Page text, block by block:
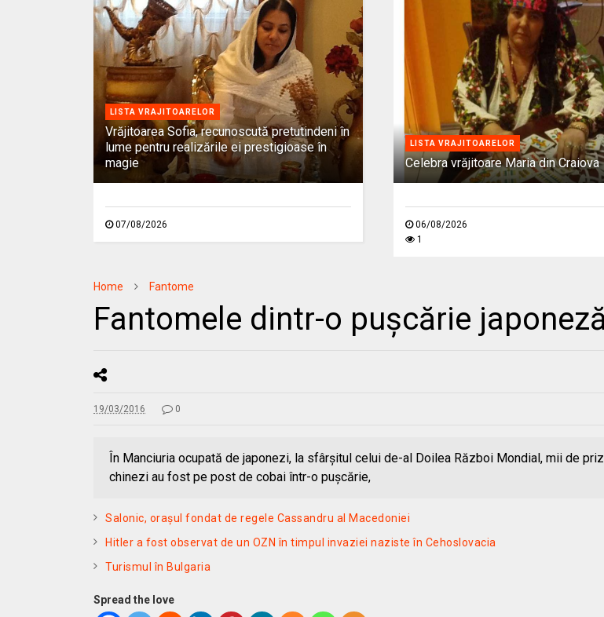
LISTA VRAJITOARELOR
Vrăjitoarea Sofia, recunoscută pretutindeni în
lume pentru realizările ei prestigioase în
magie
07/08/2026
LISTA VRAJITOARELOR
Celebra vrăjitoare Maria din Craiova
06/08/2026
1
Home Fantome
Fantomele dintr-o puşcărie
19/03/2016 0
În Manciuria ocupată de japonezi, la sfârşitul celui de-al Doilea Război Mondial, mii de
chinezi au fost pe post de cobai într-o puşcărie,
Salonic, oraşul fondat de regele Cassandru al Macedoniei
Hitler a fost observat de un OZN în timpul invaziei naziste în Cehoslovacia
Turismul în Bulgaria
Spread the love